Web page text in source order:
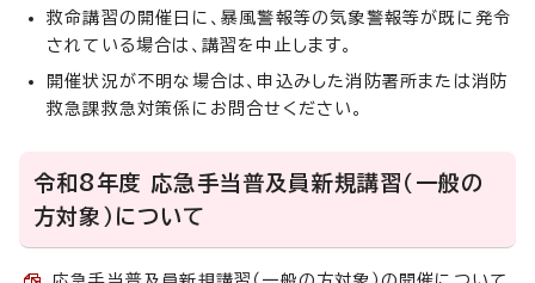
救命講習の開催日に、暴風警報等の気象警報等が既に発令
されている場合は、講習を中止します。
開催状況が不明な場合は、申込みした消防署所または消防
救急課救急対策係にお問合せください。
令和8年度 応急手当普及員新規講習（一般の
方対象）について